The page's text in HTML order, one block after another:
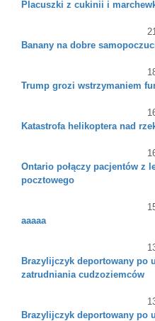
Placuszki z cukinii i
Banany na dobre
Trump grozi wstrzymaniem
Katastrofa helikoptera nad
Ontario połączy pacjentów z
pocztowego
aaaaa
Brazylijczyk deportowany po
zatrudniania cudzoziemców
Brazylijczyk deportowany po